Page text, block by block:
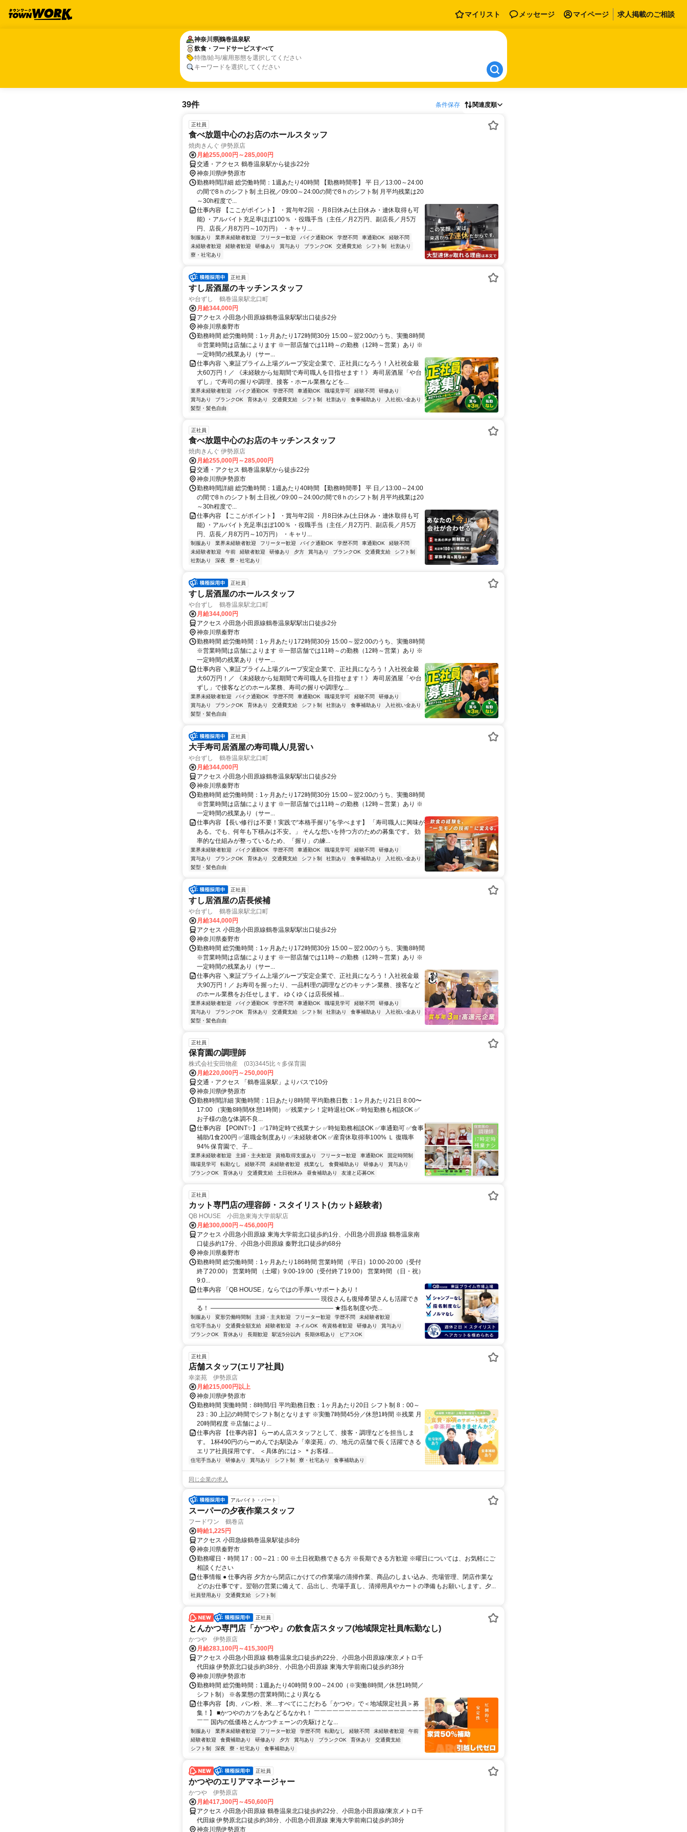
マイリスト メッセージ マイページ 求人掲載のご相談
神奈川県鶴巻温泉駅
飲食・フードサービスすべて
特徴/給与/雇用形態を選択してください
キーワードを選択してください
神奈川県鶴巻温泉駅
飲食・フードサービスすべて
39件 条件保存 関連度順
正社員
食べ放題中心のお店のホールスタッフ
焼肉きんぐ 伊勢原店
月給255,000円～285,000円
交通・アクセス 鶴巻温泉駅から徒歩22分
神奈川県伊勢原市
勤務時間詳細 総労働時間：1週あたり40時間 【勤務時間帯】 平 日／13:00～24:00
の間で8ｈのシフト制 土日祝／09:00～24:00の間で8ｈのシフト制 月平均残業は20
～30h程度で...
仕事内容 【ここがポイント】 ・賞与年2回 ・月8日休み(土日休み・連休取得も可
能) ・アルバイト充足率ほぼ100％ ・役職手当（主任／月2万円、副店長／月5万
円、店長／月8万円～10万円） ・キャリ...
制服あり 業界未経験者歓迎 フリーター歓迎 バイク通勤OK 学歴不問 車通勤OK
経験不問
未経験者歓迎
経験者歓迎 研修あり 賞与あり ブランクOK 交通費支給 シフト制
社割あり
寮・社宅あり
正社員
すし居酒屋のキッチンスタッフ
や台ずし 鶴巻温泉駅北口町
月給344,000円
アクセス 小田急小田原線鶴巻温泉駅駅出口徒歩2分
神奈川県秦野市
勤務時間 総労働時間：1ヶ月あたり172時間30分 15:00～翌2:00のうち、実働8時間
※営業時間は店舗によります ※一部店舗では11時～の勤務（12時～営業）あり ※
一定時間の残業あり（サー...
仕事内容 ＼東証プライム上場グループ安定企業で、正社員になろう！入社祝金最
大60万円！／ 《未経験から短期間で寿司職人を目指せます！》 寿司居酒屋「や台
ずし」で寿司の握りや調理、接客・ホール業務などを...
業界未経験者歓迎 バイク通勤OK 学歴不問 車通勤OK 職場見学可 経験不問
研修あり
賞与あり
ブランクOK 育休あり 交通費支給 シフト制 社割あり 食事補助あり
入社祝い金あり
髪型・髪色自由
正社員
食べ放題中心のお店のキッチンスタッフ
焼肉きんぐ 伊勢原店
月給255,000円～285,000円
交通・アクセス 鶴巻温泉駅から徒歩22分
神奈川県伊勢原市
勤務時間詳細 総労働時間：1週あたり40時間 【勤務時間帯】 平 日／13:00～24:00
の間で8ｈのシフト制 土日祝／09:00～24:00の間で8ｈのシフト制 月平均残業は20
～30h程度で...
仕事内容 【ここがポイント】 ・賞与年2回 ・月8日休み(土日休み・連休取得も可
能) ・アルバイト充足率ほぼ100％ ・役職手当（主任／月2万円、副店長／月5万
円、店長／月8万円～10万円） ・キャリ...
制服あり 業界未経験者歓迎 フリーター歓迎 バイク通勤OK 学歴不問 車通勤OK
経験不問
未経験者歓迎
午前 経験者歓迎 研修あり 夕方 賞与あり ブランクOK 交通費支給
シフト制
社割あり
深夜 寮・社宅あり
正社員
すし居酒屋のホールスタッフ
や台ずし 鶴巻温泉駅北口町
月給344,000円
アクセス 小田急小田原線鶴巻温泉駅駅出口徒歩2分
神奈川県秦野市
勤務時間 総労働時間：1ヶ月あたり172時間30分 15:00～翌2:00のうち、実働8時間
※営業時間は店舗によります ※一部店舗では11時～の勤務（12時～営業）あり ※
一定時間の残業あり（サー...
仕事内容 ＼東証プライム上場グループ安定企業で、正社員になろう！入社祝金最
大60万円！／ 《未経験から短期間で寿司職人を目指せます！》 寿司居酒屋「や台
ずし」で接客などのホール業務、寿司の握りや調理な...
業界未経験者歓迎 バイク通勤OK 学歴不問 車通勤OK 職場見学可 経験不問
研修あり
賞与あり
ブランクOK 育休あり 交通費支給 シフト制 社割あり 食事補助あり
入社祝い金あり
髪型・髪色自由
正社員
大手寿司居酒屋の寿司職人/見習い
や台ずし 鶴巻温泉駅北口町
月給344,000円
アクセス 小田急小田原線鶴巻温泉駅駅出口徒歩2分
神奈川県秦野市
勤務時間 総労働時間：1ヶ月あたり172時間30分 15:00～翌2:00のうち、実働8時間
※営業時間は店舗によります ※一部店舗では11時～の勤務（12時～営業）あり ※
一定時間の残業あり（サー...
仕事内容 【長い修行は不要！実践で“本格手握り”を学べます】 「寿司職人に興味が
ある。でも、何年も下積みは不安。」 そんな想いを持つ方のための募集です。 効
率的な仕組みが整っているため、「握り」の練...
業界未経験者歓迎 バイク通勤OK 学歴不問 車通勤OK 職場見学可 経験不問
研修あり
賞与あり
ブランクOK 育休あり 交通費支給 シフト制 社割あり 食事補助あり
入社祝い金あり
髪型・髪色自由
正社員
すし居酒屋の店長候補
や台ずし 鶴巻温泉駅北口町
月給344,000円
アクセス 小田急小田原線鶴巻温泉駅駅出口徒歩2分
神奈川県秦野市
勤務時間 総労働時間：1ヶ月あたり172時間30分 15:00～翌2:00のうち、実働8時間
※営業時間は店舗によります ※一部店舗では11時～の勤務（12時～営業）あり ※
一定時間の残業あり（サー...
仕事内容 ＼東証プライム上場グループ安定企業で、正社員になろう！入社祝金最
大90万円！／ お寿司を握ったり、一品料理の調理などのキッチン業務、接客など
のホール業務をお任せします。 ゆくゆくは店長候補...
業界未経験者歓迎 バイク通勤OK 学歴不問 車通勤OK 職場見学可 経験不問
研修あり
賞与あり
ブランクOK 育休あり 交通費支給 シフト制 社割あり 食事補助あり
入社祝い金あり
髪型・髪色自由
正社員
保育園の調理師
株式会社安田物産 (03)3445比々多保育園
月給220,000円～250,000円
交通・アクセス 「鶴巻温泉駅」よりバスで10分
神奈川県伊勢原市
勤務時間詳細 実働時間：1日あたり8時間 平均勤務日数：1ヶ月あたり21日 8:00〜
17:00 （実働8時間/休憩1時間） ✅残業ナシ！定時退社OK ✅時短勤務も相談OK ✅
お子様の急な体調不良...
仕事内容 【POINT✨】 ✅17時定時で残業ナシ ✅時短勤務相談OK ✅車通勤可 ✅食事
補助/1食200円 ✅退職金制度あり ✅未経験者OK ✅産育休取得率100% Ｌ 復職率
94% 保育園で、子...
業界未経験者歓迎 主婦・主夫歓迎 資格取得支援あり フリーター歓迎 車通勤OK
固定時間制
職場見学可
転勤なし 経験不問 未経験者歓迎 残業なし 食費補助あり 研修あり
賞与あり
ブランクOK
育休あり 交通費支給 土日祝休み 昼食補助あり 友達と応募OK
正社員
カット専門店の理容師・スタイリスト(カット経験者)
QB HOUSE 小田急東海大学前駅店
月給300,000円～456,000円
アクセス 小田急小田原線 東海大学前北口徒歩約1分、小田急小田原線 鶴巻温泉南
口徒歩約17分、小田急小田原線 秦野北口徒歩約68分
神奈川県秦野市
勤務時間 総労働時間：1ヶ月あたり186時間 営業時間 （平日）10:00-20:00（受付
終了20:00） 営業時間 （土曜）9:00-19:00（受付終了19:00） 営業時間 （日・祝）
9:0...
仕事内容 「QB HOUSE」ならではの手厚いサポートあり！
―――――――――――――――――――― 現役さんも復帰希望さんも活躍でき
る！ ―――――――――――――――――――― ★指名制度や売...
制服あり 変形労働時間制 主婦・主夫歓迎 フリーター歓迎 学歴不問
未経験者歓迎
住宅手当あり
交通費全額支給 経験者歓迎 ネイルOK 有資格者歓迎 研修あり
賞与あり
ブランクOK
育休あり 長期歓迎 駅近5分以内 長期休暇あり ピアスOK
正社員
店舗スタッフ(エリア社員)
幸楽苑 伊勢原店
月給215,000円以上
神奈川県伊勢原市
勤務時間 実働時間：8時間/日 平均勤務日数：1ヶ月あたり20日 シフト制 8：00～
23：30 上記の時間でシフト制となります ※実働7時間45分／休憩1時間 ※残業 月
20時間程度 ※店舗により...
仕事内容 【仕事内容】 らーめん店スタッフとして、接客・調理などを担当しま
す。 1杯490円のらーめんでお馴染み「幸楽苑」の、地元の店舗で長く活躍できる
エリア社員採用です。 ＜具体的には＞ ＊お客様...
住宅手当あり 研修あり 賞与あり シフト制 寮・社宅あり 食事補助あり
同じ企業の求人
アルバイト・パート
スーパーの夕夜作業スタッフ
フードワン 鶴巻店
時給1,225円
アクセス 小田急線鶴巻温泉駅徒歩8分
神奈川県秦野市
勤務曜日・時間 17：00～21：00 ※土日祝勤務できる方 ※長期できる方歓迎 ※曜日については、お気軽にご
相談ください
仕事情報 ● 仕事内容 夕方から閉店にかけての作業場の清掃作業、商品のしまい込み、売場管理、閉店作業な
どのお仕事です。翌朝の営業に備えて、品出し、売場手直し、清掃用具やカートの準備もお願いします。夕...
社員登用あり 交通費支給 シフト制
正社員
とんかつ専門店「かつや」の飲食店スタッフ(地域限定社員/転勤なし)
かつや 伊勢原店
月給283,100円～415,300円
アクセス 小田急小田原線 鶴巻温泉北口徒歩約22分、小田急小田原線/東京メトロ千
代田線 伊勢原北口徒歩約38分、小田急小田原線 東海大学前南口徒歩約38分
神奈川県伊勢原市
勤務時間 総労働時間：1週あたり40時間 9:00～24:00（※実働8時間／休憩1時間／
シフト制） ※各業態の営業時間により異なる
仕事内容 【肉、パン粉、米…すべてにこだわる「かつや」で＜地域限定社員＞募
集！】 ■かつやのカツをあなどるなかれ！ ￣￣￣￣￣￣￣￣￣￣￣￣￣￣￣￣￣￣
￣￣ 国内の低価格とんかつチェーンの先駆けとな...
制服あり 業界未経験者歓迎 フリーター歓迎 学歴不問 転勤なし 経験不問 未経験者歓迎
午前
経験者歓迎
食費補助あり 研修あり 夕方 賞与あり ブランクOK 育休あり
交通費支給
シフト制
深夜 寮・社宅あり 食事補助あり
正社員
かつやのエリアマネージャー
かつや 伊勢原店
月給417,300円～450,600円
アクセス 小田急小田原線 鶴巻温泉北口徒歩約22分、小田急小田原線/東京メトロ千
代田線 伊勢原北口徒歩約38分、小田急小田原線 東海大学前南口徒歩約38分
神奈川県伊勢原市